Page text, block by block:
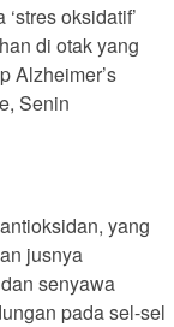
oksidatif’
di otak yang
Alzheimer’s
Senin
yang
jusnya
senyawa
pada sel-sel